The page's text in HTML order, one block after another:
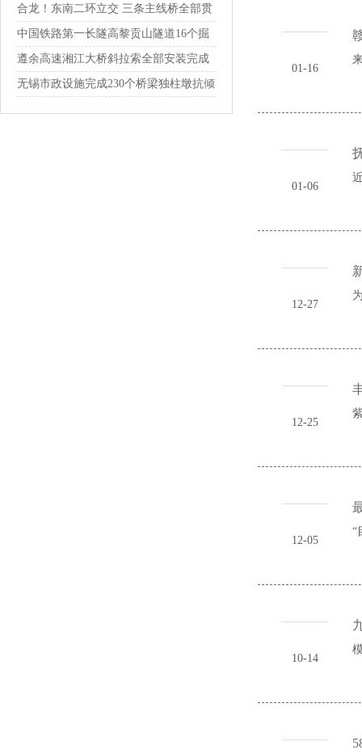
合龙！东南二环立交 三条主线桥全部贯
通
中国铁路第一长隧高黎贡山隧道16个掘
进通...
遵余高速湘江大桥斜拉索全部安装完成
无锡市政设施完成230个桥梁独柱墩抗倾
01-16
01-06
12-27
12-25
12-05
“
10-14